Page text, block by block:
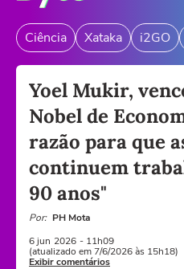
Ciência Xataka i2GO
Yoel Mukir,
Nobel de
razão para que
continuem
90 anos"
Por: PH Mota
6 jun 2026 - 11h09
(atualizado em 7/6/2026 às 15h18)
Exibir comentários